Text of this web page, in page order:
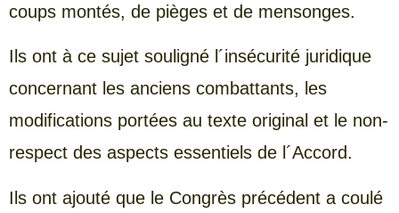
coups montés, de pièges et de mensonges.
Ils ont à ce sujet souligné l´insécurité juridique
concernant les anciens combattants, les
modifications portées au texte original et le non-
respect des aspects essentiels de l´Accord.
Ils ont ajouté que le Congrès précédent a coulé